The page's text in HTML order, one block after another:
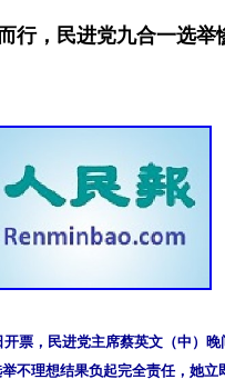
行，民进党九合一选举
开票，民进党主席蔡英文（中）
不理想结果负起完全责任，她立